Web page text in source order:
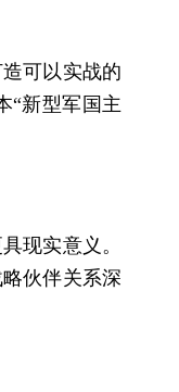
可以实战的
“新型军国主
现实意义。
伙伴关系深